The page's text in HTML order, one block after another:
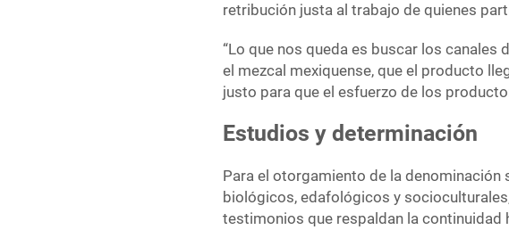
retribución justa al trabajo de quienes
“Lo que nos queda es buscar los
el mezcal mexiquense, que el producto
justo para que el esfuerzo de los
Estudios y determinación
Para el otorgamiento de la
biológicos, edafológicos y
testimonios que respaldan la